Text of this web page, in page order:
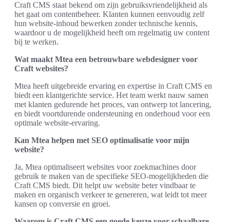
Craft CMS staat bekend om zijn gebruiksvriendelijkheid als
het gaat om contentbeheer. Klanten kunnen eenvoudig zelf
hun website-inhoud bewerken zonder technische kennis,
waardoor u de mogelijkheid heeft om regelmatig uw content
bij te werken.
Wat maakt Mtea een betrouwbare webdesigner voor
Craft websites?
Mtea heeft uitgebreide ervaring en expertise in Craft CMS en
biedt een klantgerichte service. Het team werkt nauw samen
met klanten gedurende het proces, van ontwerp tot lancering,
en biedt voortdurende ondersteuning en onderhoud voor een
optimale website-ervaring.
Kan Mtea helpen met SEO optimalisatie voor mijn
website?
Ja, Mtea optimaliseert websites voor zoekmachines door
gebruik te maken van de specifieke SEO-mogelijkheden die
Craft CMS biedt. Dit helpt uw website beter vindbaar te
maken en organisch verkeer te genereren, wat leidt tot meer
kansen op conversie en groei.